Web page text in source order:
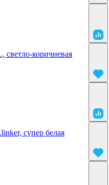
светло-коричневая
супер белая